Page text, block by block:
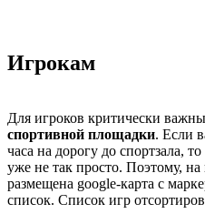
Игрокам
Для игроков критически
спортивной площадки. Если
часа на дорогу до спортзала,
уже не так просто. Поэтому, на
размещена google-карта с
список. Список игр